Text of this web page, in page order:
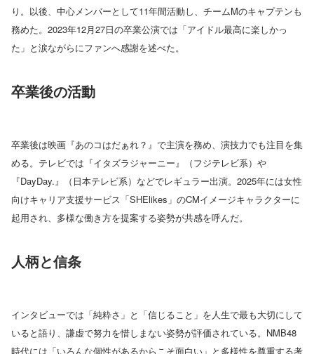
り。以後、中心メンバーとして11年間活動し、チームMのキャプテンも
務めた。2023年12月27日の卒業公演では「アイドル最高に楽しかっ
た」と涙ながらにファンへ感謝を述べた。
卒業後の活動
卒業後は映画『あのコはだぁれ？』で主演を務め、演技力でも注目を集
める。テレビでは『イタズラジャーニー』（フジテレビ系）や
『DayDay.』（日本テレビ系）などでレギュラー出演。2025年には女性
向けキャリア支援サービス「SHElikes」のCMイメージキャラクターに
起用され、多様な働き方を提案する姿勢が共感を呼んだ。
人柄と信条
インタビューでは「純粋さ」と「信じること」を人生で最も大切にして
いると語り、謙虚で努力を惜しまない姿勢が評価されている。NMB48
時代には「いろんな個性があるからこそ面白い」と多様性を尊重する考